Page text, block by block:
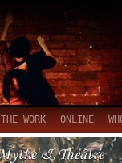
THE WORK ONLINE